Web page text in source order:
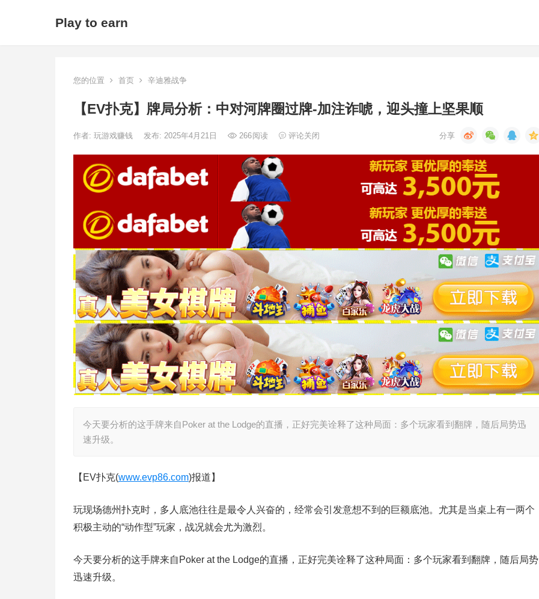
Play to earn
您的位置 首页 辛迪雅战争
【EV扑克】牌局分析：中对河牌圈过牌-加注诈唬，迎头撞上坚果顺
作者: 玩游戏赚钱 发布: 2025年4月21日 266阅读 评论关闭
今天要分析的这手牌来自Poker at the Lodge的直播，正好完美诠释了这种局面：多个玩家看到翻牌，随后局势迅
速升级。
【EV扑克(www.evp86.com)报道】
玩现场德州扑克时，多人底池往往是最令人兴奋的，经常会引发意想不到的巨额底池。尤其是当桌上有一两个
积极主动的“动作型”玩家，战况就会尤为激烈。
今天要分析的这手牌来自Poker at the Lodge的直播，正好完美诠释了这种局面：多个玩家看到翻牌，随后局势
迅速升级。